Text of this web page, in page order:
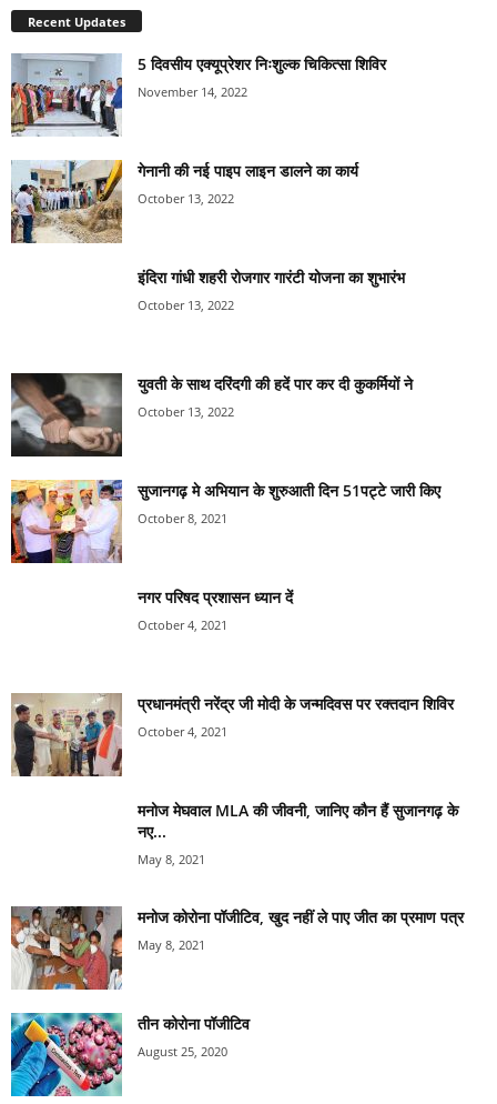
Recent Updates
5 दिवसीय एक्यूप्रेशर निःशुल्क चिकित्सा शिविर
November 14, 2022
गेनानी की नई पाइप लाइन डालने का कार्य
October 13, 2022
इंदिरा गांधी शहरी रोजगार गारंटी योजना का शुभारंभ
October 13, 2022
युवती के साथ दरिंदगी की हदें पार कर दी कुकर्मियों ने
October 13, 2022
सुजानगढ़ मे अभियान के शुरुआती दिन 51पट्टे जारी किए
October 8, 2021
नगर परिषद प्रशासन ध्यान दें
October 4, 2021
प्रधानमंत्री नरेंद्र जी मोदी के जन्मदिवस पर रक्तदान शिविर
October 4, 2021
मनोज मेघवाल MLA की जीवनी, जानिए कौन हैं सुजानगढ़ के
नए...
May 8, 2021
मनोज कोरोना पॉजीटिव, खुद नहीं ले पाए जीत का प्रमाण पत्र
May 8, 2021
तीन कोरोना पॉजीटिव
August 25, 2020